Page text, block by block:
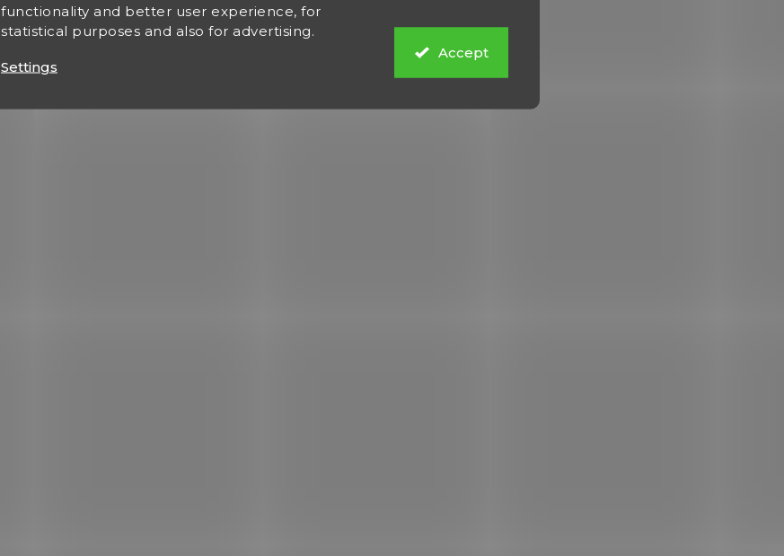
functionality and better user experience, for
statistical purposes and also for advertising.
Settings
Accept